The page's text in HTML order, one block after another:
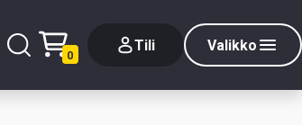
0
Tili Valikko